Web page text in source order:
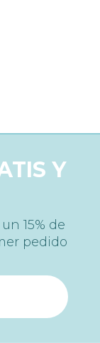
Y
15% de
pedido